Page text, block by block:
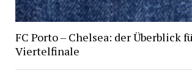
FC Porto – Chelsea: der Überblick
Viertelfinale